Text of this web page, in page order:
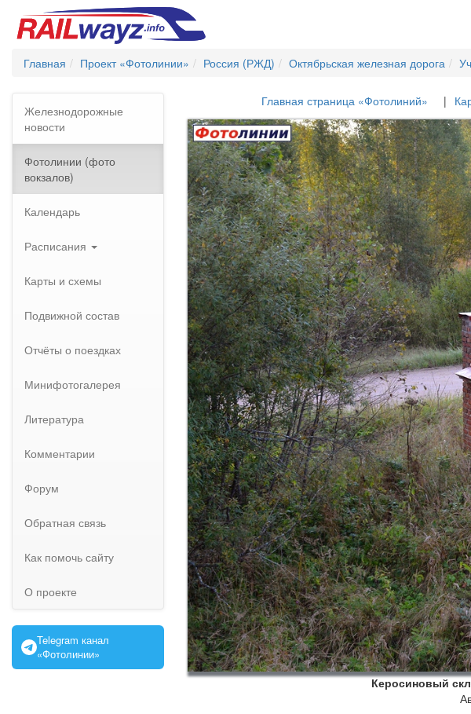
Главная Проект «Фотолинии» Россия (РЖД) Октябрьская железная дорога
Железнодорожные
новости
Фотолинии (фото
вокзалов)
Календарь
Расписания
Карты и схемы
Подвижной состав
Отчёты о поездках
Минифотогалерея
Литература
Комментарии
Форум
Обратная связь
Как помочь сайту
О проекте
Telegram канал
«Фотолинии»
Главная страница «Фотолиний»
Керосиновый